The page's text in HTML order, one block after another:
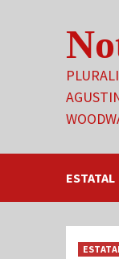
ESTATAL